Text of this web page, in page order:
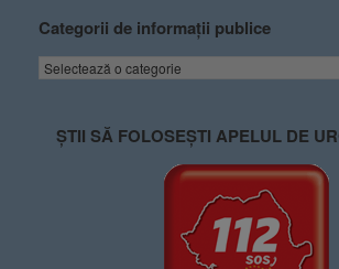
Categorii de informații publice
ȘTII SĂ FOLOSEȘTI APELUL DE